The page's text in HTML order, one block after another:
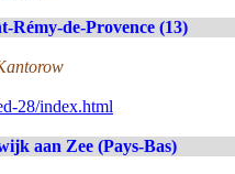
Rémy-de-Provence (13)
28/index.html
aan Zee (Pays-Bas)